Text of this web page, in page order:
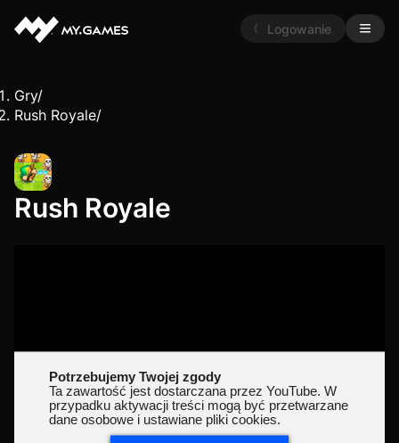
Logowanie
Gry/
Rush Royale/
Rush Royale
Potrzebujemy Twojej zgody
Ta zawartość jest dostarczana przez YouTube. W
przypadku aktywacji treści mogą być przetwarzane
dane osobowe i ustawiane pliki cookies.